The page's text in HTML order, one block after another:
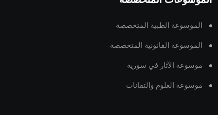
الموسوعة الطبية المتخصصة
الموسوعة القانونية المتخصصة
موسوعة الآثار في سورية
موسوعة العلوم والتقانات